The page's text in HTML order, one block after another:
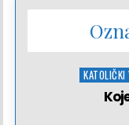
Posted
KATOLIČKI